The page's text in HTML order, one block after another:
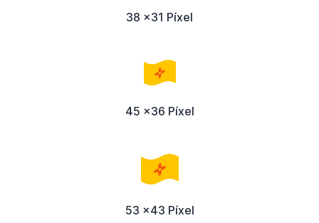
38 x31 Píxel
45 x36 Píxel
53 x43 Píxel